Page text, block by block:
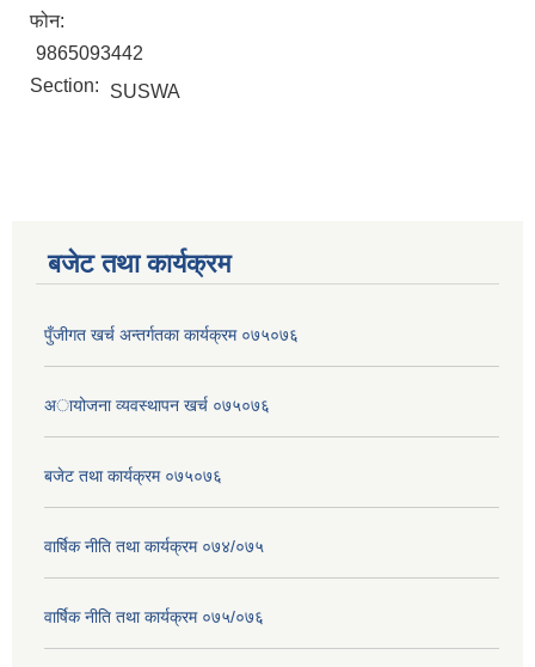
फोन:
9865093442
Section:
SUSWA
बजेट तथा कार्यक्रम
पुँजीगत खर्च अन्तर्गतका कार्यक्रम ०७५०७६
अायोजना व्यवस्थापन खर्च ०७५०७६
बजेट तथा कार्यक्रम ०७५०७६
वार्षिक नीति तथा कार्यक्रम ०७४/०७५
वार्षिक नीति तथा कार्यक्रम ०७५/०७६